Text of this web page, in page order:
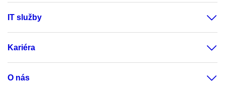
IT služby
Kariéra
O nás